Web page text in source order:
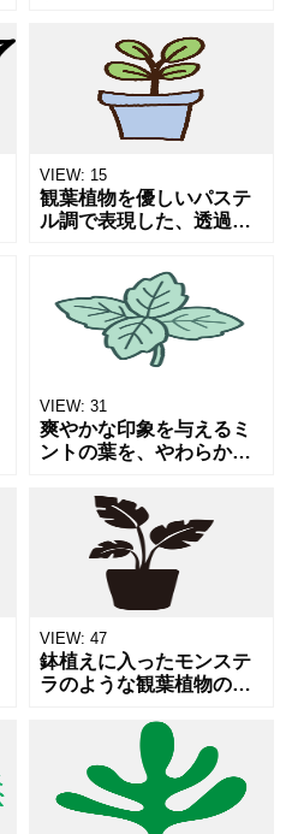
が海外で勝手に栽培して
販売されているそうで
す。 日本の宝を守るため
なんとかできないもので
VIEW: 15
観葉植物を優しいパステ
ル調で表現した、透過
イコンです。主張しすぎ
ない柔らかな色合いが、
Webデザインや資料作成
のアクセントとして最適
VIEW: 31
爽やかな印象を与えるミ
ントの葉を、やわらかな
ルな素材です。落ち着い
たグリーンの色合いと丸
みのあるフォルムが、清
涼感やリラックスした雰
VIEW: 47
鉢植えに入ったモンステ
ラのような観葉植物のシ
ボタニカル、インテリア
グリーン、癒やし、ナチ
ュラルな暮らし、環境、
ガーデニングなどを表現
する際